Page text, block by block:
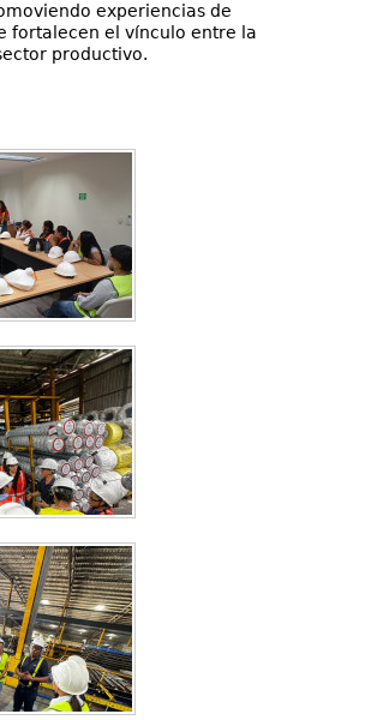
experiencias de
fortalecen el vínculo entre la
productivo.